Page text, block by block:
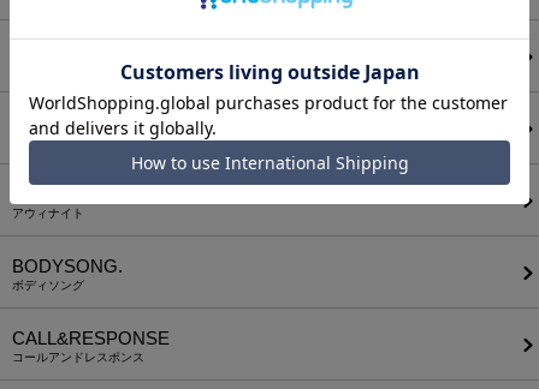
ATTACHMENT
アタッチメント
アウィナイト
BODYSONG.
ボディソング
CALL&RESPONSE
コールアンドレスポンス